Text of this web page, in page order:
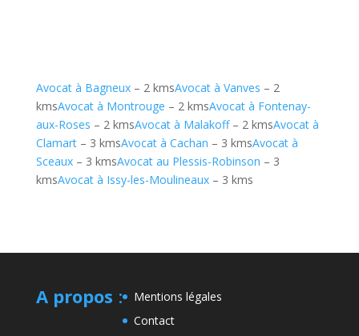
Avocat à Bagneux– 2 kmsAvocat à Vanves – 2
kmsAvocat à Montrouge – 2 kmsAvocat à Fontenay-
aux-Roses – 2 kmsAvocat à Malakoff– 2 kmsAvocat à
Clamart– 3 kmsAvocat à Cachan – 3 kmsAvocat à
Sceaux– 3 kmsAvocat au Plessis-Robinson – 3
kmsAvocat à Issy-les-Moulineaux– 3 kms
A propos :
Mentions légales
Contact